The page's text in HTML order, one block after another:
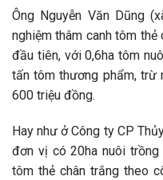
Ông Nguyễn Văn Dũng
nghiệm thâm canh tôm
đầu tiên, với 0,6ha tôm
tấn tôm thương phẩm, trừ
600 triệu đồng.
Hay như ở Công ty CP
đơn vị có 20ha nuôi
tôm thẻ chân trắng theo